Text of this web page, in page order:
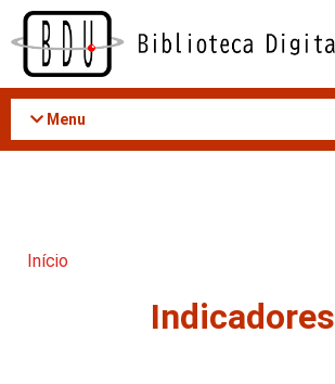
Acessar
conteúdo
Menu
Início
Indicadores